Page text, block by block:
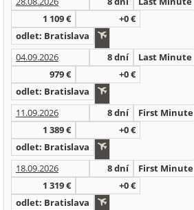
1 109 €
+0 €
odlet: Bratislava
04.09.2026
8 dní
Last Minute
979 €
+0 €
odlet: Bratislava
11.09.2026
8 dní
First Minute
1 389 €
+0 €
odlet: Bratislava
18.09.2026
8 dní
First Minute
1 319 €
+0 €
odlet: Bratislava